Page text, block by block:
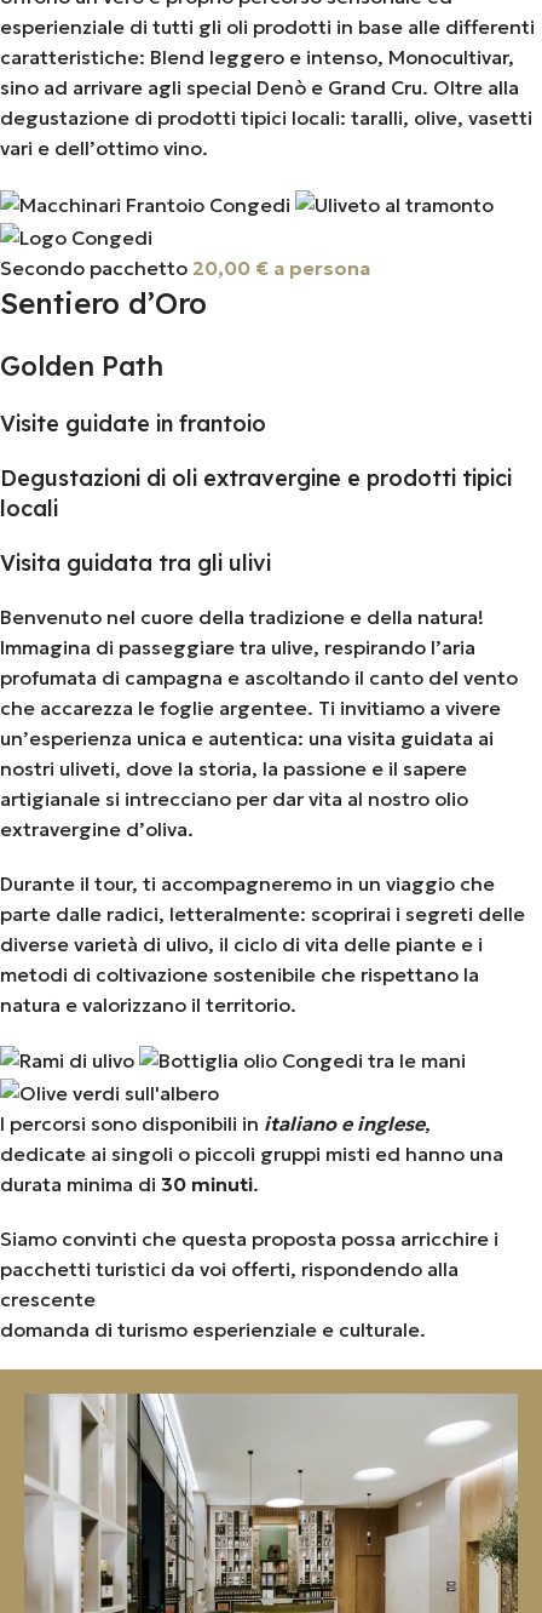
esperienziale di tutti gli oli prodotti in base alle differenti
caratteristiche: Blend leggero e intenso, Monocultivar,
sino ad arrivare agli special Denò e Grand Cru. Oltre alla
degustazione di prodotti tipici locali: taralli, olive, vasetti
vari e dell’ottimo vino.
Secondo pacchetto 20,00 € a persona
Sentiero d’Oro
Golden Path
Visite guidate in frantoio
Degustazioni di oli extravergine e prodotti tipici
locali
Visita guidata tra gli ulivi
Benvenuto nel cuore della tradizione e della natura!
Immagina di passeggiare tra ulive, respirando l’aria
profumata di campagna e ascoltando il canto del vento
che accarezza le foglie argentee. Ti invitiamo a vivere
un’esperienza unica e autentica: una visita guidata ai
nostri uliveti, dove la storia, la passione e il sapere
artigianale si intrecciano per dar vita al nostro olio
extravergine d’oliva.
Durante il tour, ti accompagneremo in un viaggio che
parte dalle radici, letteralmente: scoprirai i segreti delle
diverse varietà di ulivo, il ciclo di vita delle piante e i
metodi di coltivazione sostenibile che rispettano la
natura e valorizzano il territorio.
I percorsi sono disponibili in italiano e inglese,
dedicate ai singoli o piccoli gruppi misti ed hanno una
durata minima di 30 minuti.
Siamo convinti che questa proposta possa arricchire i
pacchetti turistici da voi offerti, rispondendo alla
crescente
domanda di turismo esperienziale e culturale.